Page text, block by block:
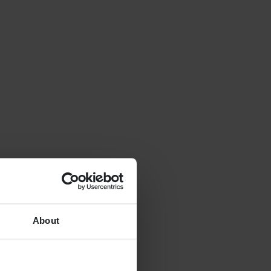
About